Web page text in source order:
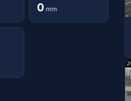
0 mm